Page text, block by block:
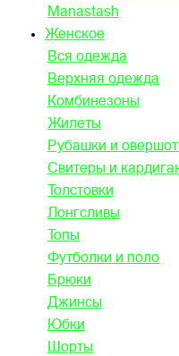
Manastash
Женское
Вся одежда
Верхняя одежда
Комбинезоны
Жилеты
Рубашки и
Свитеры и
Толстовки
Лонгсливы
Топы
Футболки и поло
Брюки
Джинсы
Юбки
Шорты